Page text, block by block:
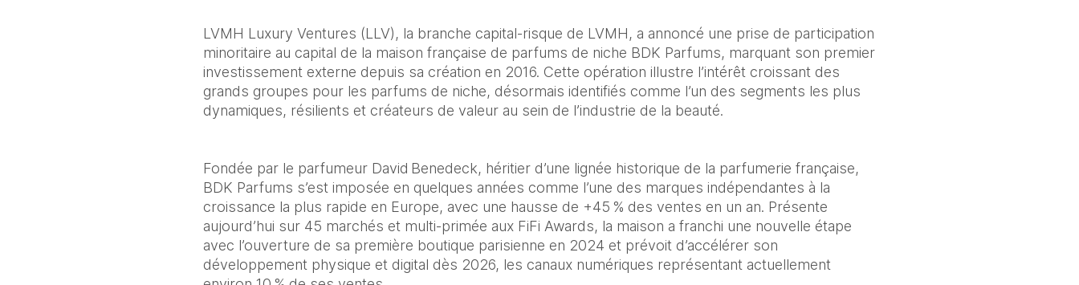
LVMH Luxury Ventures (LLV), la branche capital‑risque de LVMH, a annoncé une prise de participation
minoritaire au capital de la maison française de parfums de niche BDK Parfums, marquant son premier
investissement externe depuis sa création en 2016. Cette opération illustre l’intérêt croissant des
grands groupes pour les parfums de niche, désormais identifiés comme l’un des segments les plus
dynamiques, résilients et créateurs de valeur au sein de l’industrie de la beauté.
Fondée par le parfumeur David Benedeck, héritier d’une lignée historique de la parfumerie française,
BDK Parfums s’est imposée en quelques années comme l’une des marques indépendantes à la
croissance la plus rapide en Europe, avec une hausse de +45 % des ventes en un an. Présente
aujourd’hui sur 45 marchés et multi‑primée aux FiFi Awards, la maison a franchi une nouvelle étape
avec l’ouverture de sa première boutique parisienne en 2024 et prévoit d’accélérer son
développement physique et digital dès 2026, les canaux numériques représentant actuellement